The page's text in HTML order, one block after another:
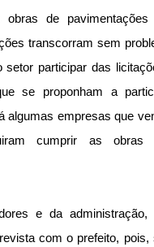
de
transcorram sem
participar das
se proponham a
algumas empresas que
cumprir as obras
e da administração,
com o prefeito, pois,